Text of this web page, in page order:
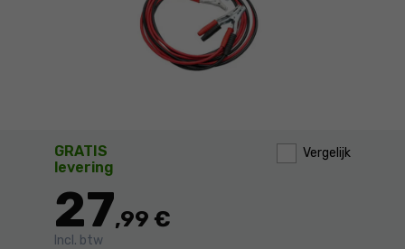
GRATIS
levering
Vergelijk
27,99 €
Incl. btw